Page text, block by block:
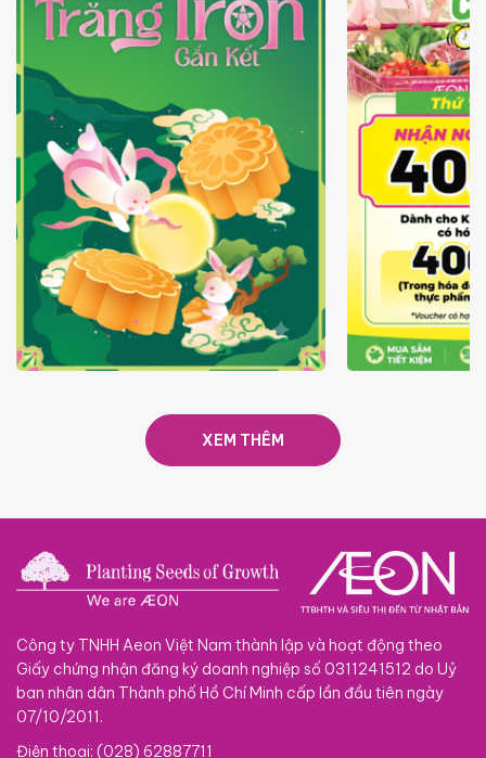
TRAO TẾT TRĂNG TRÒN GẮN
GIÁ LUÔN
XEM THÊM
Công ty TNHH Aeon Việt Nam thành lập và hoạt động theo
Giấy chứng nhận đăng ký doanh nghiệp số 0311241512 do Uỷ
ban nhân dân Thành phố Hồ Chí Minh cấp lần đầu tiên ngày
07/10/2011.
Điện thoại: (028) 62887711